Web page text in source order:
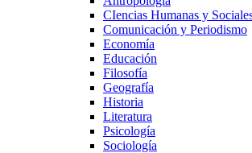
CIencias Humanas y
Comunicación y Periodismo
Economía
Educación
Filosofía
Geografía
Historia
Literatura
Psicología
Sociología